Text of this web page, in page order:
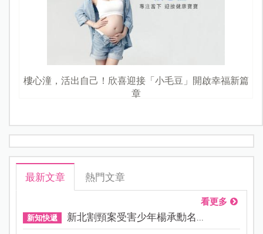
樓心潼，活出自己！欣喜迎接「小毛豆」開啟幸福新篇
章
最新文章 熱門文章
看更多
新知快遞 新北割頸案受害少年楊承勳名...